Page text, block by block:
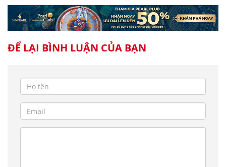
ĐỂ LẠI BÌNH LUẬN CỦA BẠN